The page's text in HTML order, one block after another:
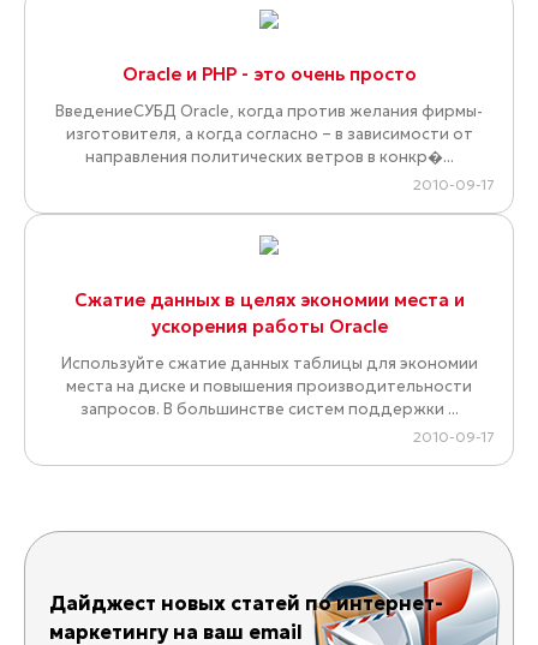
Oracle и PHP - это очень просто
ВведениеСУБД Oracle, когда против желания фирмы-
изготовителя, а когда согласно – в зависимости от
направления политических ветров в конкр�...
2010-09-17
Сжатие данных в целях экономии места и
ускорения работы Oracle
Используйте сжатие данных таблицы для экономии
места на диске и повышения производительности
запросов. В большинстве систем поддержки ...
2010-09-17
Дайджест новых статей по интернет-
маркетингу на ваш email